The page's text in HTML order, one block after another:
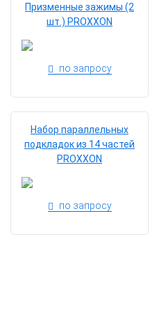
Призменные зажимы (2
шт.) PROXXON
по запросу
Набор параллельных
подкладок из 14 частей
PROXXON
по запросу